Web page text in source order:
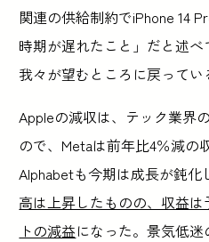
関連の供給制約でiPhone 14
時期が遅れたこと」だと述べ
我々が望むところに戻ってい
Appleの減収は、テック業界
ので、Metaは前年比4％減の
Alphabetも今期は成長が鈍化
高は上昇したものの、収益
トの減益になった。景気低